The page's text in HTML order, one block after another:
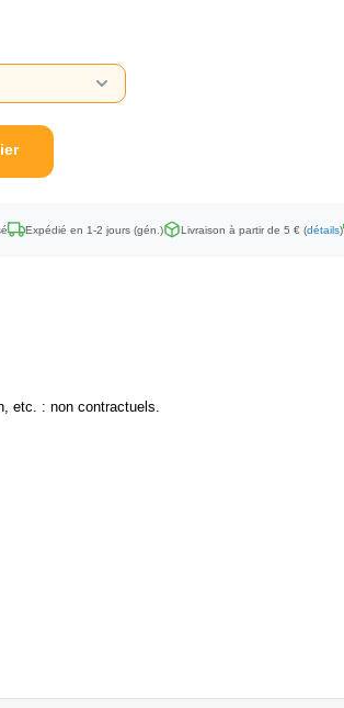
Expédié en 1-2 jours (gén.) Livraison à partir de 5 € (détails)
etc. : non contractuels.